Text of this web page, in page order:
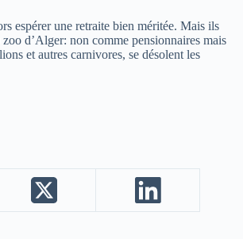
espérer une retraite bien méritée. Mais ils
d’Alger: non comme pensionnaires mais
et autres carnivores, se désolent les